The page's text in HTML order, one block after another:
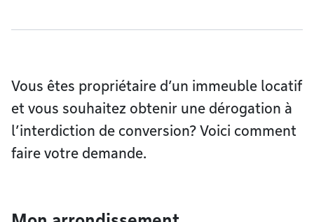
Vous êtes propriétaire d’un immeuble locatif
et vous souhaitez obtenir une dérogation à
l’interdiction de conversion? Voici comment
faire votre demande.